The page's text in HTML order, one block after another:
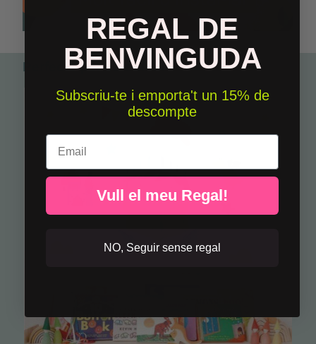
Perfecte per combinar
REGAL DE
BENVINGUDA
Subscriu-te i emporta't un 15% de
descompte
Email
Vull el meu Regal!
NO, Seguir sense regal